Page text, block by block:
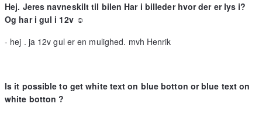
Hej. Jeres navneskilt til bilen Har i billeder hvor der er lys i?
Og har i gul i 12v ☺
- hej . ja 12v gul er en mulighed. mvh Henrik
Is it possible to get white text on blue botton or blue text on
white botton ?